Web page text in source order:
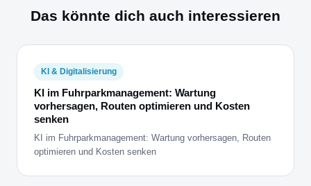
Das könnte dich auch interessieren
KI & Digitalisierung
KI im Fuhrparkmanagement: Wartung
vorhersagen, Routen optimieren und Kosten
senken
KI im Fuhrparkmanagement: Wartung vorhersagen, Routen
optimieren und Kosten senken